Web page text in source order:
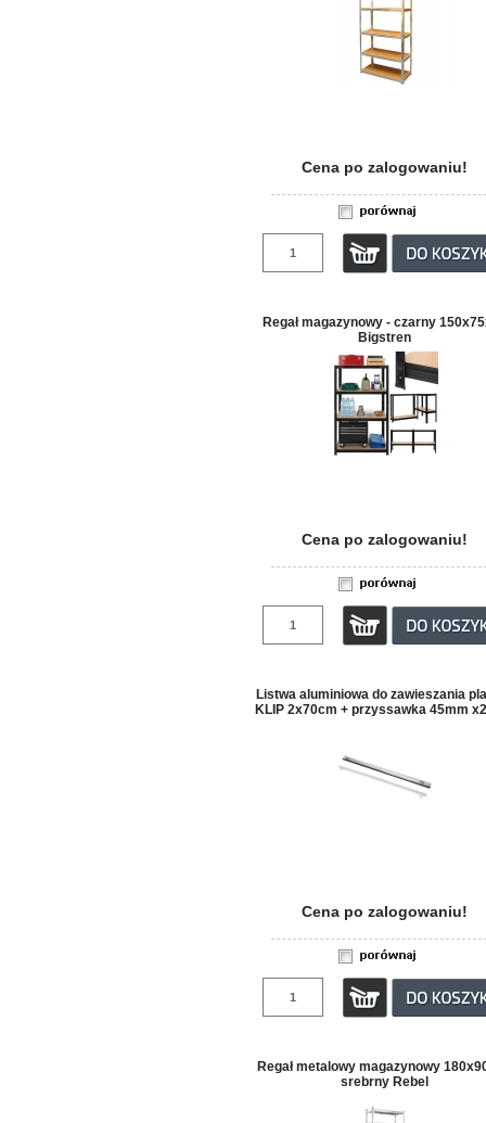
Cena po zalogowaniu!
Regał magazynowy - czarny
Bigstren
Cena po zalogowaniu!
Listwa aluminiowa do zawieszania
KLIP 2x70cm + przyssawka 45mm
Cena po zalogowaniu!
Regał metalowy magazynowy
srebrny Rebel